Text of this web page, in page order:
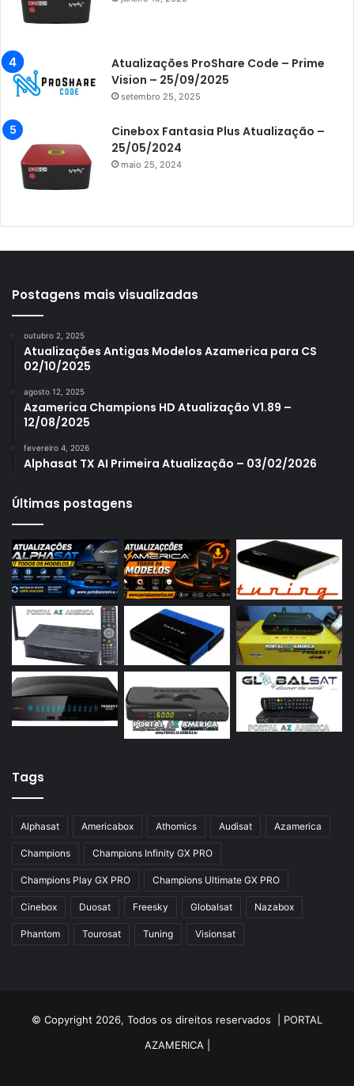
Azamerica Gold
Azamerica i7 IPTV
Azamerica King
Azamerica King GX PRO
Azamerica King IPTV
Azamerica Mobi
Azamerica S1005
Azamerica S1006 Plus
Azamerica S1007 New
Azamerica S1007 Plus
Azamerica S1009
Azamerica S2005
Azamerica S2010
Azamerica S2015
Azamerica S922
Azamerica S922 Mini
Azamerica S928
Azamerica Silver
Azamerica Silver GX PRO
Azamerica Silver IPTV
Azbox Like
Azfox
Azgold
Azplus
Azsat
Blade B1
Champions
Atualizações ProShare Code – Prime
Vision – 25/09/2025
setembro 25, 2025
Cinebox Fantasia Plus Atualização –
25/05/2024
maio 25, 2024
Postagens mais visualizadas
outubro 2, 2025
Atualizações Antigas Modelos Azamerica para CS
02/10/2025
agosto 12, 2025
Azamerica Champions HD Atualização V1.89 –
12/08/2025
fevereiro 4, 2026
Alphasat TX AI Primeira Atualização – 03/02/2026
Últimas postagens
Tags
Alphasat Americabox Athomics Audisat Azamerica
Champions Champions Infinity GX PRO
Champions Play GX PRO Champions Ultimate GX PRO
Cinebox Duosat Freesky Globalsat Nazabox
Phantom Tourosat Tuning Visionsat
© Copyright 2026, Todos os direitos reservados | PORTAL
AZAMERICA